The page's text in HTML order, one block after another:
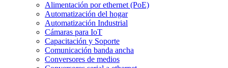
Alimentación por ethernet (PoE)
Automatización del hogar
Automatización Industrial
Cámaras para IoT
Capacitación y Soporte
Comunicación banda ancha
Conversores de medios